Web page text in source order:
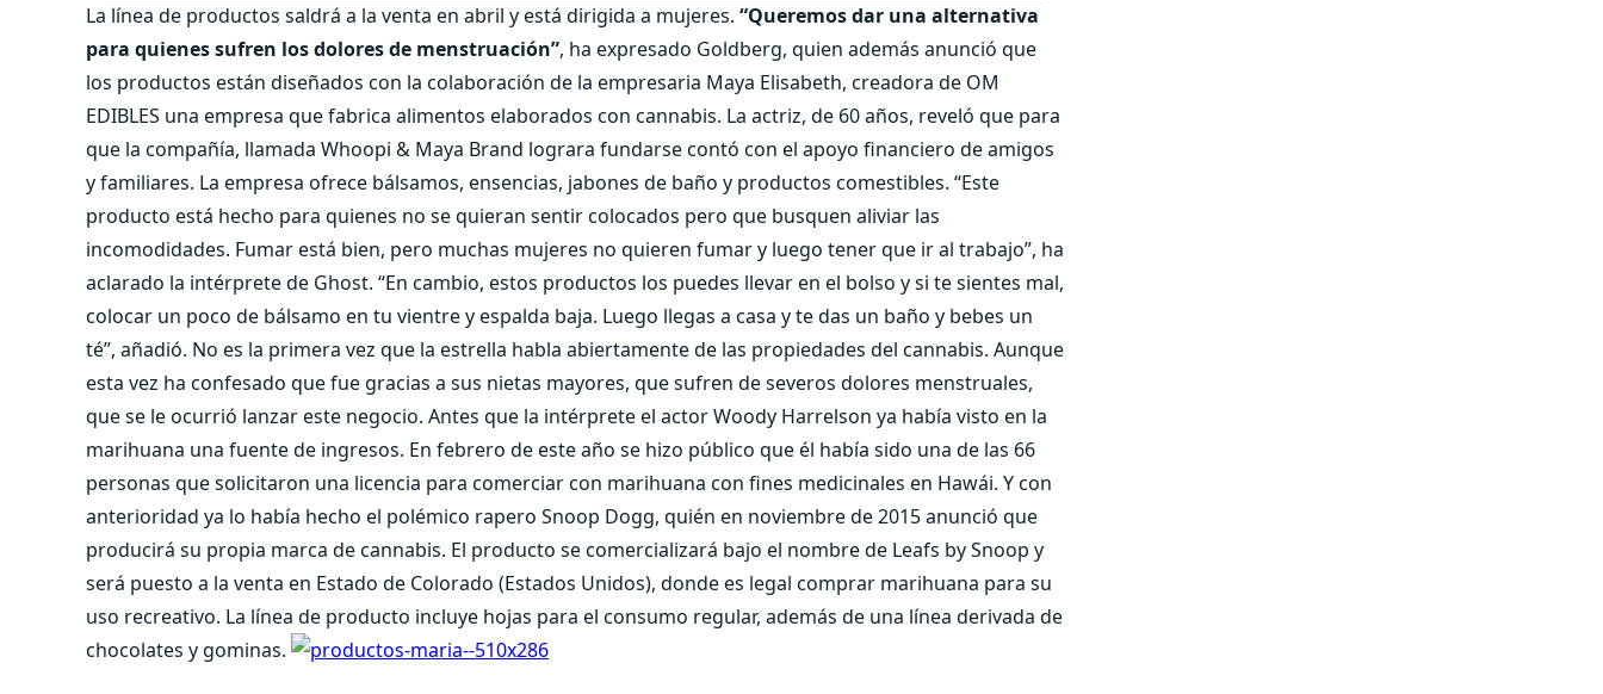
La línea de productos saldrá a la venta en abril y está dirigida a mujeres. “Queremos dar una alternativa
para quienes sufren los dolores de menstruación”, ha expresado Goldberg, quien además anunció que
los productos están diseñados con la colaboración de la empresaria Maya Elisabeth, creadora de OM
EDIBLES una empresa que fabrica alimentos elaborados con cannabis. La actriz, de 60 años, reveló que para
que la compañía, llamada Whoopi & Maya Brand lograra fundarse contó con el apoyo financiero de amigos
y familiares. La empresa ofrece bálsamos, ensencias, jabones de baño y productos comestibles. “Este
producto está hecho para quienes no se quieran sentir colocados pero que busquen aliviar las
incomodidades. Fumar está bien, pero muchas mujeres no quieren fumar y luego tener que ir al trabajo”, ha
aclarado la intérprete de Ghost. “En cambio, estos productos los puedes llevar en el bolso y si te sientes mal,
colocar un poco de bálsamo en tu vientre y espalda baja. Luego llegas a casa y te das un baño y bebes un
té”, añadió. No es la primera vez que la estrella habla abiertamente de las propiedades del cannabis. Aunque
esta vez ha confesado que fue gracias a sus nietas mayores, que sufren de severos dolores menstruales,
que se le ocurrió lanzar este negocio. Antes que la intérprete el actor Woody Harrelson ya había visto en la
marihuana una fuente de ingresos. En febrero de este año se hizo público que él había sido una de las 66
personas que solicitaron una licencia para comerciar con marihuana con fines medicinales en Hawái. Y con
anterioridad ya lo había hecho el polémico rapero Snoop Dogg, quién en noviembre de 2015 anunció que
producirá su propia marca de cannabis. El producto se comercializará bajo el nombre de Leafs by Snoop y
será puesto a la venta en Estado de Colorado (Estados Unidos), donde es legal comprar marihuana para su
uso recreativo. La línea de producto incluye hojas para el consumo regular, además de una línea derivada de
chocolates y gominas.